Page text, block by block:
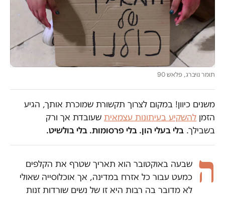
תומר נויברג, פלאש 90
משנים כיוון! במקום לצרוך תקשורת שמוכרת אותך, הגיע
הזמן להשקיע בעיתונות עצמאית שעובדת אך ורק
בשבילך. בלי בעלי הון. בלי פרסומות. בלי בולשיט.
ה שבעה באוקטובר הוא תאריך שטרף את הקלפים
כמעט עבור כל אזרח במדינה, אך אוכלוסייה שאולי
לא מדובר בה רבות היא זו של נשים שורדות זנות